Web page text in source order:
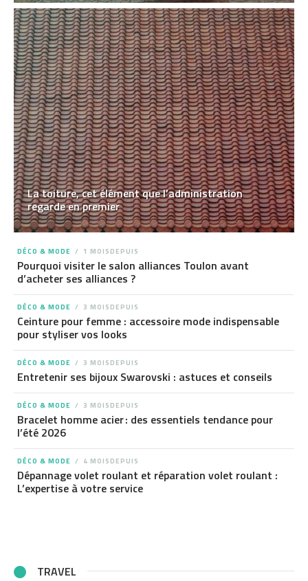
La toiture, cet élément que l’administration
regarde en premier
DÉCO & MODE 1 MOISDEPUIS
Pourquoi visiter le salon alliances Toulon avant
d’acheter ses alliances ?
DÉCO & MODE 3 MOISDEPUIS
Ceinture pour femme : accessoire mode indispensable
pour styliser vos looks
DÉCO & MODE 3 MOISDEPUIS
Entretenir ses bijoux Swarovski : astuces et conseils
DÉCO & MODE 3 MOISDEPUIS
Bracelet homme acier : des essentiels tendance pour
l’été 2026
DÉCO & MODE 4 MOISDEPUIS
Dépannage volet roulant et réparation volet roulant :
L’expertise à votre service
TRAVEL